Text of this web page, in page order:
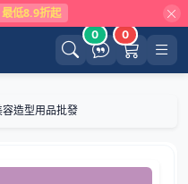
最低8.9折起
0 0
造型用品批發